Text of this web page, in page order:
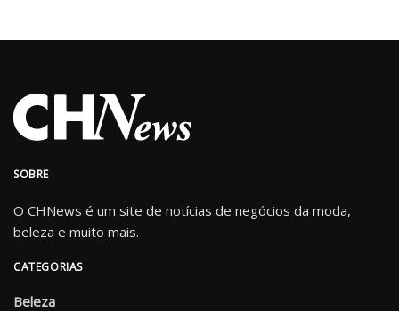
SOBRE
O CHNews é um site de notícias de negócios da moda,
beleza e muito mais.
CATEGORIAS
Beleza